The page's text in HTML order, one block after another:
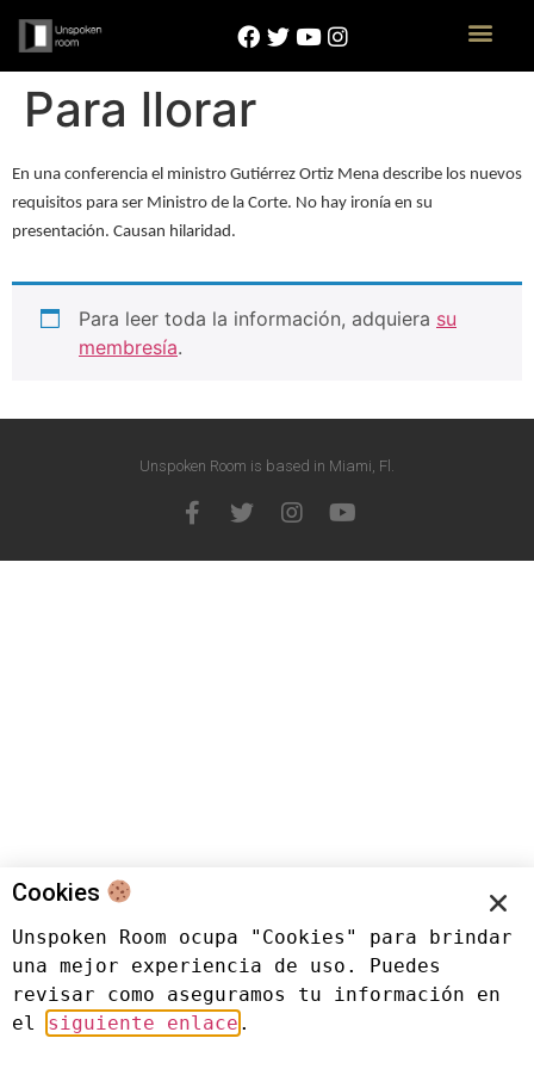
Para llorar
En una conferencia el ministro Gutiérrez Ortiz Mena describe los nuevos
requisitos para ser Ministro de la Corte. No hay ironía en su
presentación. Causan hilaridad.
Para leer toda la información, adquiera su
membresía.
Unspoken Room is based in Miami, Fl.
Cookies
Unspoken Room ocupa "Cookies" para brindar
una mejor experiencia de uso. Puedes
revisar como aseguramos tu información en
el siguiente enlace .